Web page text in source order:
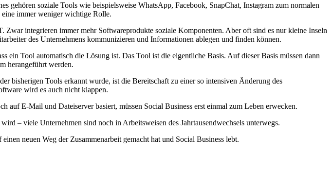
gehören soziale Tools wie beispielsweise WhatsApp, Facebook, SnapChat, Instagram zum normalen
immer weniger wichtige Rolle.
integrieren immer mehr Softwareprodukte soziale Komponenten. Aber oft sind es nur kleine Inseln
des Unternehmens kommunizieren und Informationen ablegen und finden können.
Tool automatisch die Lösung ist. Das Tool ist die eigentliche Basis. Auf dieser Basis müssen dann
herangeführt werden.
bisherigen Tools erkannt wurde, ist die Bereitschaft zu einer so intensiven Änderung des
wird es auch nicht klappen.
auf E-Mail und Dateiserver basiert, müssen Social Business erst einmal zum Leben erwecken.
– viele Unternehmen sind noch in Arbeitsweisen des Jahrtausendwechsels unterwegs.
neuen Weg der Zusammenarbeit gemacht hat und Social Business lebt.